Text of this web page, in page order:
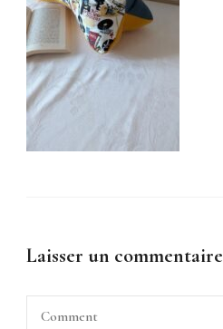
Laisser un commentaire